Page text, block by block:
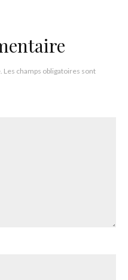
Les champs obligatoires sont